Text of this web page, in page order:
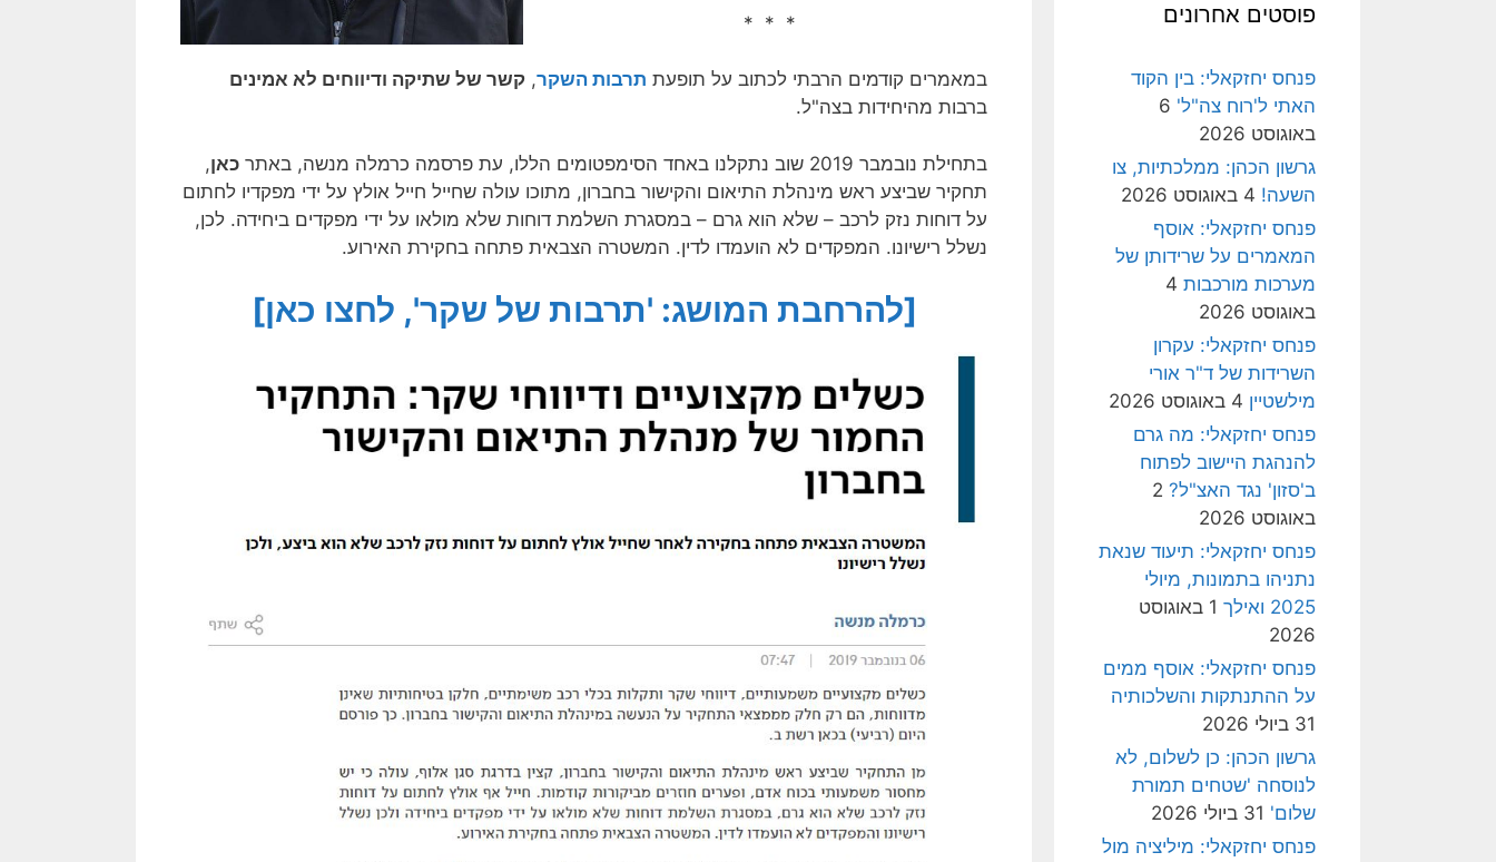
* * *
במאמרים קודמים הרבתי לכתוב על תופעת תרבות השקר, קשר של שתיקה ודיווחים לא אמינים
ברבות מהיחידות בצה"ל.
בתחילת נובמבר 2019 שוב נתקלנו באחד הסימפטומים הללו, עת פרסמה כרמלה מנשה, באתר כאן,
תחקיר שביצע ראש מינהלת התיאום והקישור בחברון, מתוכו עולה שחייל חייל אולץ על ידי מפקדיו לחתום
על דוחות נזק לרכב – שלא הוא גרם – במסגרת השלמת דוחות שלא מולאו על ידי מפקדים ביחידה. לכן,
נשלל רישיונו. המפקדים לא הועמדו לדין. המשטרה הצבאית פתחה בחקירת האירוע.
[להרחבת המושג: 'תרבות של שקר', לחצו כאן]
פוסטים אחרונים
פנחס יחזקאלי: בין הקוד
האתי ל'רוח צה"ל' 6
באוגוסט 2026
גרשון הכהן: ממלכתיות, צו
השעה! 4 באוגוסט 2026
פנחס יחזקאלי: אוסף
המאמרים על שרידותן של
מערכות מורכבות 4
באוגוסט 2026
פנחס יחזקאלי: עקרון
השרידות של ד"ר אורי
מילשטיין 4 באוגוסט 2026
פנחס יחזקאלי: מה גרם
להנהגת היישוב לפתוח
ב'סזון' נגד האצ"ל? 2
באוגוסט 2026
פנחס יחזקאלי: תיעוד שנאת
נתניהו בתמונות, מיולי
2025 ואילך
1 באוגוסט
2026
פנחס יחזקאלי: אוסף ממים
על ההתנתקות והשלכותיה
31 ביולי 2026
גרשון הכהן: כן לשלום, לא
לנוסחה 'שטחים תמורת
שלום' 31 ביולי 2026
פנחס יחזקאלי: מיליציה מול